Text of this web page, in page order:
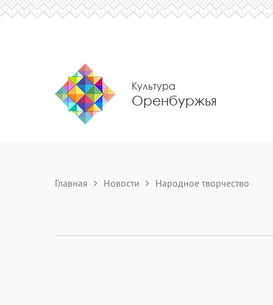
Культура
Оренбуржья
Главная Новости Народное творчество